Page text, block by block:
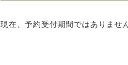
現在、予約受付期間ではありませ